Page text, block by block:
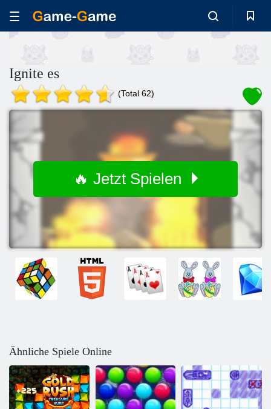
Ignite es
(Total 62)
🔥 Jetzt Spielen
Ähnliche Spiele Online